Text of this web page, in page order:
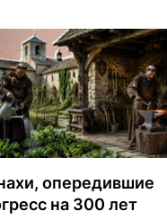
опередившие
на 300 лет